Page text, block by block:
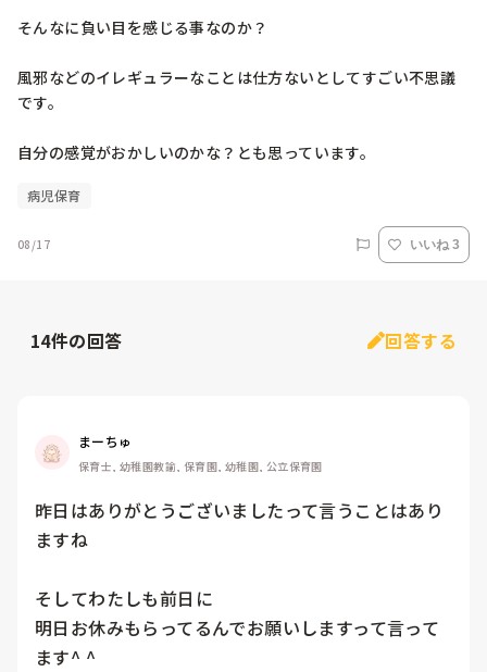
そんなに負い目を感じる事なのか？
風邪などのイレギュラーなことは仕方ないとしてすごい不思議
です。
自分の感覚がおかしいのかな？とも思っています。
病児保育
08/17 いいね 3
14件の回答 回答する
まーちゅ
保育士, 幼稚園教諭, 保育園, 幼稚園, 公立保育園
昨日はありがとうございましたって言うことはあり
ますね
そしてわたしも前日に
明日お休みもらってるんでお願いしますって言って
ます^ ^